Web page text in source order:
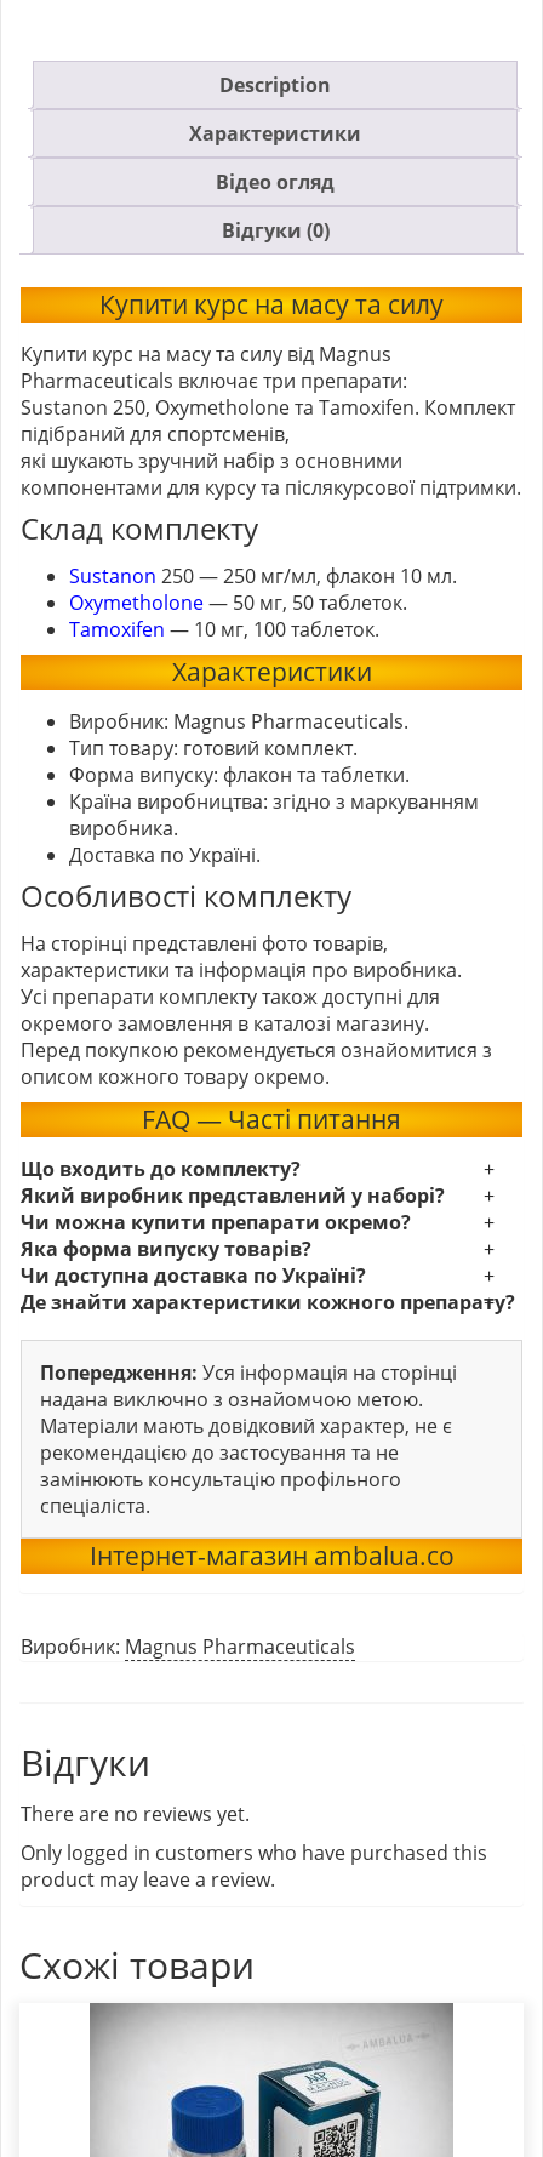
Description
Характеристики
Відео огляд
Відгуки (0)
Купити курс на масу та силу
Купити курс на масу та силу від Magnus
Pharmaceuticals включає три препарати:
Sustanon 250, Oxymetholone та Tamoxifen. Комплект
підібраний для спортсменів,
які шукають зручний набір з основними
компонентами для курсу та післякурсової підтримки.
Склад комплекту
Sustanon 250— 250 мг/мл, флакон 10 мл.
Oxymetholone— 50 мг, 50 таблеток.
Tamoxifen — 10 мг, 100 таблеток.
Характеристики
Виробник: Magnus Pharmaceuticals.
Тип товару: готовий комплект.
Форма випуску: флакон та таблетки.
Країна виробництва: згідно з маркуванням
виробника.
Доставка по Україні.
Особливості комплекту
На сторінці представлені фото товарів,
характеристики та інформація про виробника.
Усі препарати комплекту також доступні для
окремого замовлення в каталозі магазину.
Перед покупкою рекомендується ознайомитися з
описом кожного товару окремо.
FAQ — Часті питання
Що входить до комплекту?
Який виробник представлений у наборі?
Чи можна купити препарати окремо?
Яка форма випуску товарів?
Чи доступна доставка по Україні?
Де знайти характеристики кожного препарату?
Попередження: Уся інформація на сторінці
надана виключно з ознайомчою метою.
Матеріали мають довідковий характер, не є
рекомендацією до застосування та не
замінюють консультацію профільного
спеціаліста.
Інтернет-магазин ambalua.co
Виробник: Magnus Pharmaceuticals
Відгуки
There are no reviews yet.
Only logged in customers who have purchased this
product may leave a review.
Схожі товари